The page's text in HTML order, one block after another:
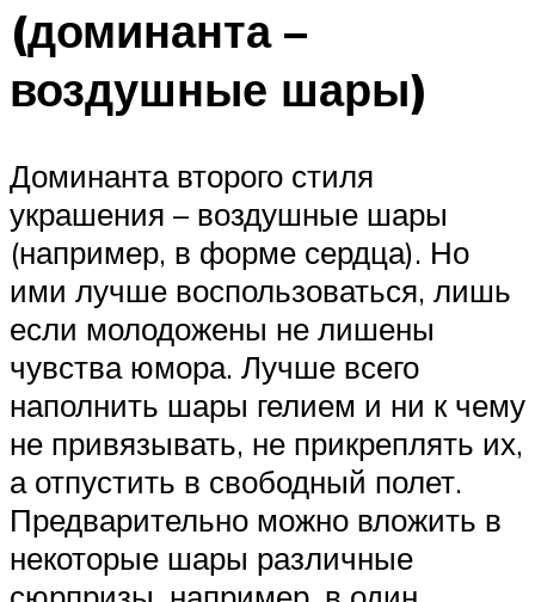
(доминанта –
воздушные шары)
Доминанта второго стиля
украшения – воздушные шары
(например, в форме сердца). Но
ими лучше воспользоваться, лишь
если молодожены не лишены
чувства юмора. Лучше всего
наполнить шары гелием и ни к чему
не привязывать, не прикреплять их,
а отпустить в свободный полет.
Предварительно можно вложить в
некоторые шары различные